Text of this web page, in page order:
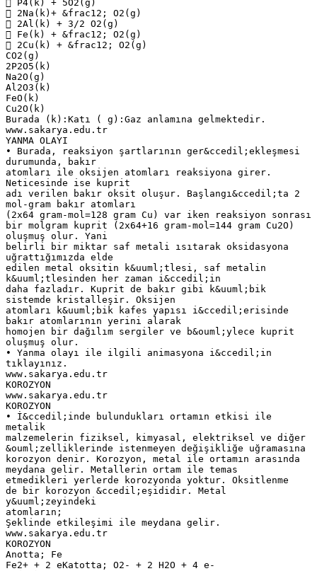
 P4(k) + 5O2(g)
 2Na(k)+ &frac12; O2(g)
 2Al(k) + 3/2 O2(g)
 Fe(k) + &frac12; O2(g)
 2Cu(k) + &frac12; O2(g)
CO2(g)
2P2O5(k)
Na2O(g)
Al2O3(k)
FeO(k)
Cu2O(k)
Burada (k):Katı ( g):Gaz anlamına gelmektedir.
www.sakarya.edu.tr
YANMA OLAYI
• Burada, reaksiyon şartlarının ger&ccedil;ekleşmesi
durumunda, bakır
atomları ile oksijen atomları reaksiyona girer.
Neticesinde ise kuprit
adı verilen bakır oksit oluşur. Başlangı&ccedil;ta 2
mol-gram bakır atomları
(2x64 gram-mol=128 gram Cu) var iken reaksiyon sonrası
bir molgram kuprit (2x64+16 gram-mol=144 gram Cu2O)
oluşmuş olur. Yani
belirli bir miktar saf metali ısıtarak oksidasyona
uğrattığımızda elde
edilen metal oksitin k&uuml;tlesi, saf metalin
k&uuml;tlesinden her zaman i&ccedil;in
daha fazladır. Kuprit de bakır gibi k&uuml;bik
sistemde kristalleşir. Oksijen
atomları k&uuml;bik kafes yapısı i&ccedil;erisinde
bakır atomlarının yerini alarak
homojen bir dağılım sergiler ve b&ouml;ylece kuprit
oluşmuş olur.
• Yanma olayı ile ilgili animasyona i&ccedil;in
tıklayınız.
www.sakarya.edu.tr
KOROZYON
www.sakarya.edu.tr
KOROZYON
• İ&ccedil;inde bulundukları ortamın etkisi ile
metalik
malzemelerin fiziksel, kimyasal, elektriksel ve diğer
&ouml;zelliklerinde istenmeyen değişikliğe uğramasına
korozyon denir. Korozyon, metal ile ortamın arasında
meydana gelir. Metallerin ortam ile temas
etmedikleri yerlerde korozyonda yoktur. Oksitlenme
de bir korozyon &ccedil;eşididir. Metal
y&uuml;zeyindeki
atomların;
Şeklinde etkileşimi ile meydana gelir.
www.sakarya.edu.tr
KOROZYON
Anotta; Fe
Fe2+ + 2 eKatotta; O2- + 2 H2O + 4 e-